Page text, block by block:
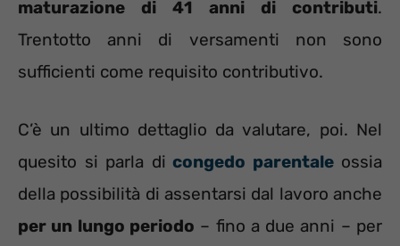
maturazione di 41 anni di contributi.
Trentotto anni di versamenti non sono
sufficienti come requisito contributivo.
C’è un ultimo dettaglio da valutare, poi. Nel
quesito si parla di congedo parentaleossia
della possibilità di assentarsi dal lavoro anche
per un lungo periodo – fino a due anni – per